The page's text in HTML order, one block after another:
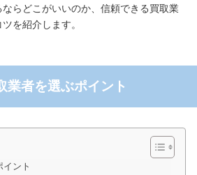
らどこがいいのか、信頼できる買取業
を紹介します。
業者を選ぶポイント
ント